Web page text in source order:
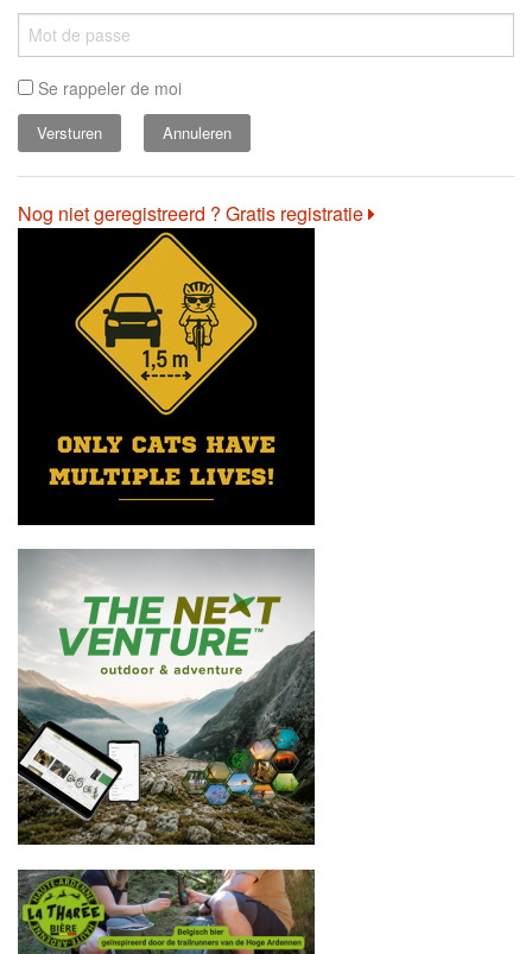
Se rappeler de moi
Annuleren
Nog niet geregistreerd ? Gratis registratie